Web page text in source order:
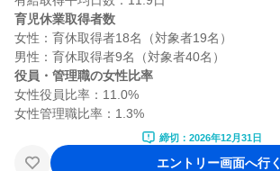
育児休業取得者数
女性：育休取得者18名（対象者19名）
役員・管理職の女性比率
女性役員比率：11.0%
締切：2026年12月31日
エントリー画面へ行く